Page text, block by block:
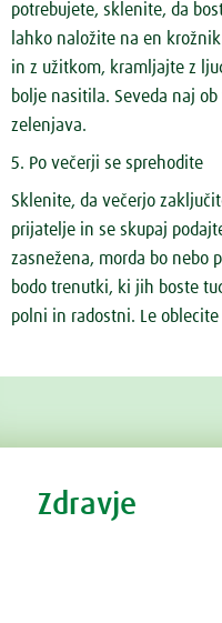
potrebujete, sklenite, da
lahko naložite na en
in z užitkom, kramljajte z
bolje nasitila. Seveda naj
zelenjava.
5. Po večerji se sprehodite
Sklenite, da večerjo
prijatelje in se skupaj
zasnežena, morda bo nebo
bodo trenutki, ki jih boste
polni in radostni. Le
Zdravje